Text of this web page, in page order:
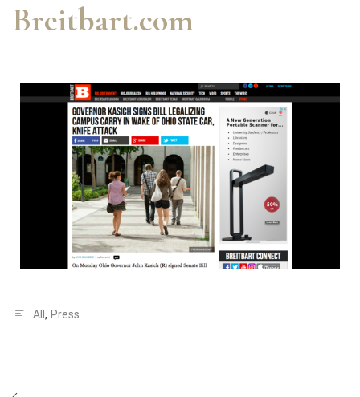
Breitbart.com
All , Press